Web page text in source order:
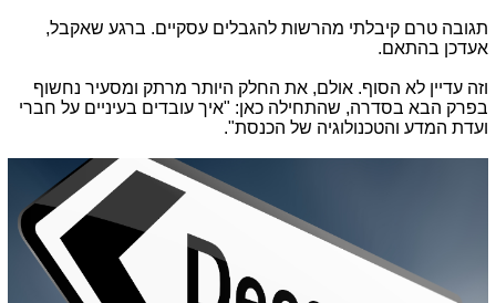
תגובה טרם קיבלתי מהרשות להגבלים עסקיים. ברגע שאקבל,
אעדכן בהתאם.
וזה עדיין לא הסוף. אולם, את החלק היותר מרתק ומסעיר נחשוף
בפרק הבא בסדרה, שהתחילה כאן: "איך עובדים בעיניים על חברי
ועדת המדע והטכנולוגיה של הכנסת".